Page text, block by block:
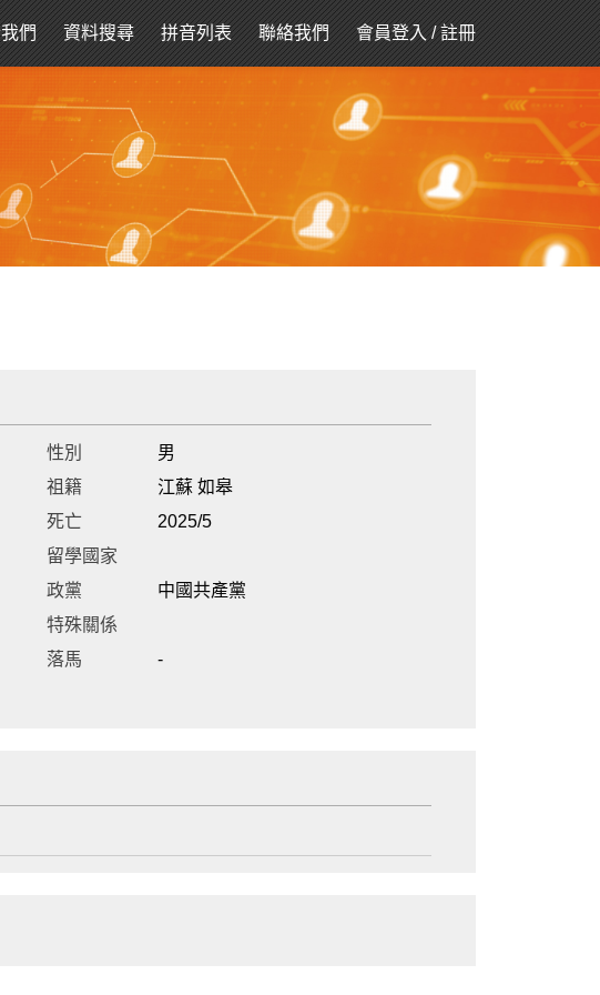
們 資料搜尋 拼音列表 聯絡我們 會員登入/註冊
性別
男
祖籍
江蘇 如皋
死亡
2025/5
留學國家
政黨
中國共產黨
特殊關係
落馬
-